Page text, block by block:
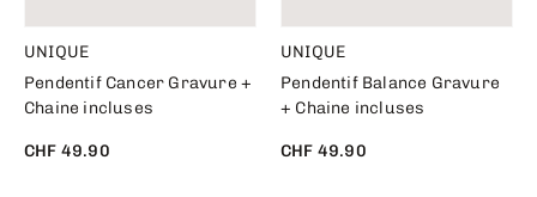
UNIQUE
Pendentif Cancer Gravure +
Chaine incluses
CHF 49.90
UNIQUE
Pendentif Balance Gravure
+ Chaine incluses
CHF 49.90